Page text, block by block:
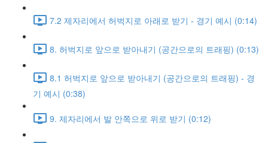
7.2 제자리에서 허벅지로 아래로 받기 - 경기 예시 (0:14)
8. 허벅지로 앞으로 받아내기 (공간으로의 트래핑) (0:13)
8.1 허벅지로 앞으로 받아내기 (공간으로의 트래핑) - 경
기 예시 (0:38)
9. 제자리에서 발 안쪽으로 위로 받기 (0:12)